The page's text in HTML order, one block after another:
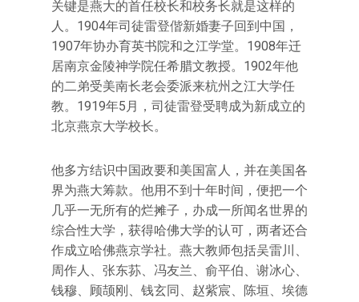
关键是燕大的首任校长和校务长就是这样的
人。1904年司徒雷登偕新婚妻子回到中国，
1907年协办育英书院和之江学堂。1908年迁
居南京金陵神学院任希腊文教授。1902年他
的二弟受美南长老会委派来杭州之江大学任
教。1919年5月，司徒雷登受聘成为新成立的
北京燕京大学校长。
他多方结识中国政要和美国富人，并在美国各
界为燕大筹款。他用不到十年时间，便把一个
几乎一无所有的烂摊子，办成一所闻名世界的
综合性大学，获得哈佛大学的认可，两者还合
作成立哈佛燕京学社。燕大教师包括吴雷川、
周作人、张东荪、冯友兰、俞平伯、谢冰心、
钱穆、顾颉刚、钱玄同、赵紫宸、陈垣、埃德